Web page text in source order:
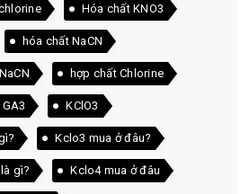
Hóa chất KNO3
hóa chất NaCN
hợp chất Chlorine
KClO3
Kclo3 mua ở đâu?
gì? Kclo4 mua ở đâu